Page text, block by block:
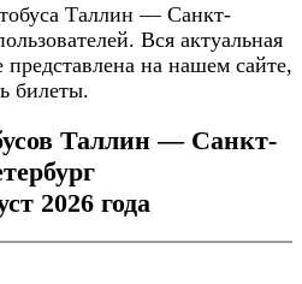
Таллин — Санкт-
Вся актуальная
на нашем сайте,
билеты.
Таллин — Санкт-
2026 года